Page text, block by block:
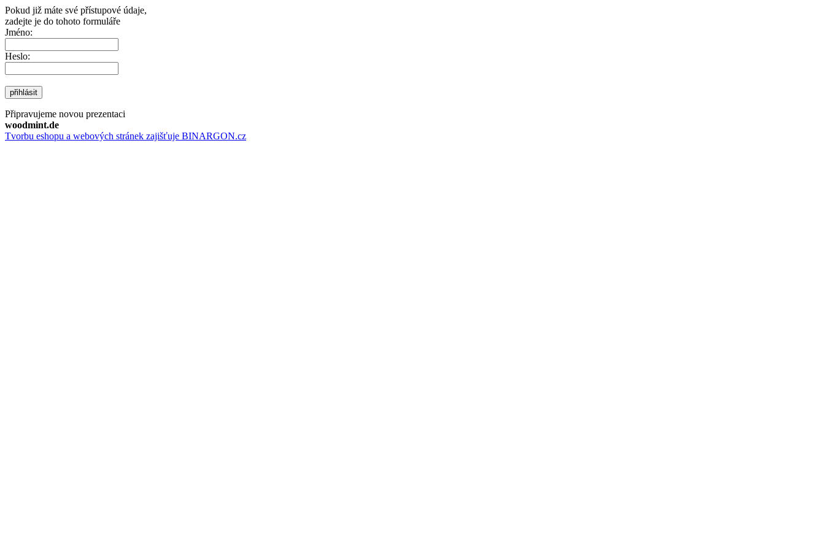
Pokud již máte své přístupové údaje,
zadejte je do tohoto formuláře
Jméno:
Heslo:
přihlásit
Připravujeme novou prezentaci
woodmint.de
Tvorbu eshopu a webových stránek zajišťuje BINARGON.cz